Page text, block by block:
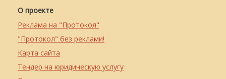
О проекте
Реклама на "Протокол"
"Протокол" без реклами!
Карта сайта
Тендер на юридическую услугу